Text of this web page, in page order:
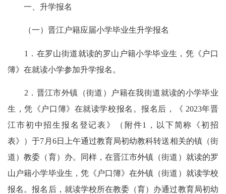
一、升学报名
（一）晋江户籍应届小学毕业生升学报名
1．在罗山街道就读的罗山户籍小学毕业生，凭《户口
簿》在就读小学参加升学报名。
2．晋江市外镇（街道）户籍在我街道就读的小学毕业
生，凭《户口簿》在就读学校报名。报名后，《 2023年晋
江市初中招生报名登记表》（附件1，以下简称《初招
表》）于7月6日上午通过教育局初幼教科转送相关的镇（街
道）教委（育）办。同样，在晋江市外镇（街道）就读的罗
山户籍小学毕业生，凭《户口簿》在外镇（街道）就读学校
报名。报名后，就读学校所在教委（育）办通过教育局初幼